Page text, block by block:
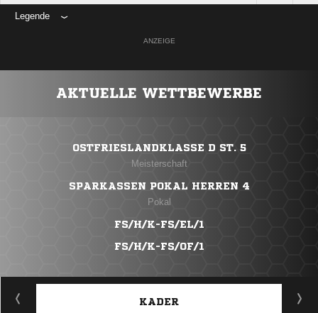
Legende
ANZEIGE
AKTUELLE WETTBEWERBE
OSTFRIESLANDKLASSE D ST. 5
Meisterschaft
SPARKASSEN POKAL HERREN 4
Pokal
FS/H/K-FS/EL/1
FS/H/K-FS/OF/1
KADER